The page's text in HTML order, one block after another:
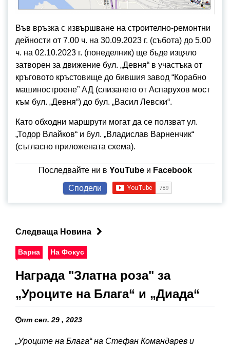
Във връзка с извършване на строително-ремонтни
дейности от 7.00 ч. на 30.09.2023 г. (събота) до 5.00
ч. на 02.10.2023 г. (понеделник) ще бъде изцяло
затворен за движение бул. „Девня“ в участъка от
кръговото кръстовище до бившия завод “Корабно
машиностроене” АД (слизането от Аспарухов мост
към бул. „Девня“) до бул. „Васил Левски“.
Като обходни маршрути могат да се ползват ул.
„Тодор Влайков“ и бул. „Владислав Варненчик“
(съгласно приложената схема).
Последвайте ни в YouTubeи Facebook
Сподели
Следваща Новина
Варна На Фокус
Награда "Златна роза" за
„Уроците на Блага“ и „Диада“
пт сеп. 29 , 2023
„Уроците на Блага“ на Стефан Командарев и